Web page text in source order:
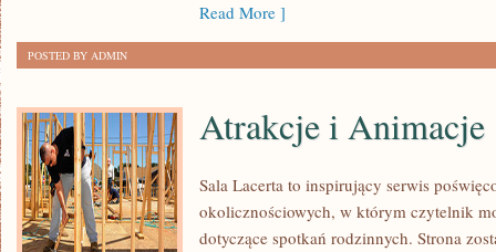
Read More ]
POSTED BY ADMIN
Atrakcje i Animacje
Sala Lacerta to inspirujący serwis
okolicznościowych, w którym czytelnik
dotyczące spotkań rodzinnych. Strona